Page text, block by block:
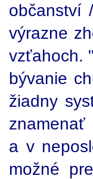
občanství
výrazne
vzťahoch.
bývanie
žiadny
znamenať
a v
možné